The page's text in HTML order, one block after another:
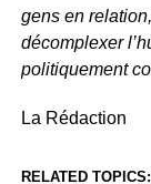
gens en
décomplexer
politiquement
La Rédaction
RELATED TOPICS: